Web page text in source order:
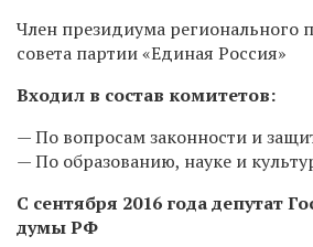
Член президиума регионального
совета партии «Единая Россия»
Входил в состав комитетов:
— По вопросам законности и
— По образованию, науке и
С сентября 2016 года депутат
думы РФ